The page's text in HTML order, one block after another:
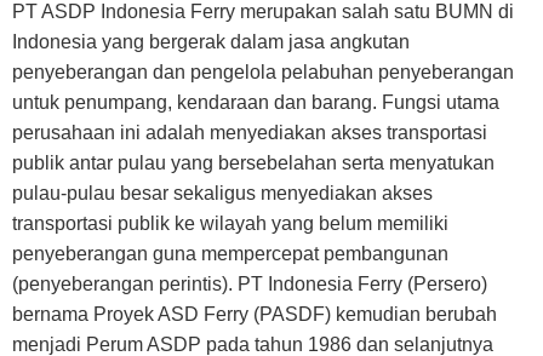
PT ASDP Indonesia Ferry merupakan salah satu BUMN di
Indonesia yang bergerak dalam jasa angkutan
penyeberangan dan pengelola pelabuhan penyeberangan
untuk penumpang, kendaraan dan barang. Fungsi utama
perusahaan ini adalah menyediakan akses transportasi
publik antar pulau yang bersebelahan serta menyatukan
pulau-pulau besar sekaligus menyediakan akses
transportasi publik ke wilayah yang belum memiliki
penyeberangan guna mempercepat pembangunan
(penyeberangan perintis). PT Indonesia Ferry (Persero)
bernama Proyek ASD Ferry (PASDF) kemudian berubah
menjadi Perum ASDP pada tahun 1986 dan selanjutnya